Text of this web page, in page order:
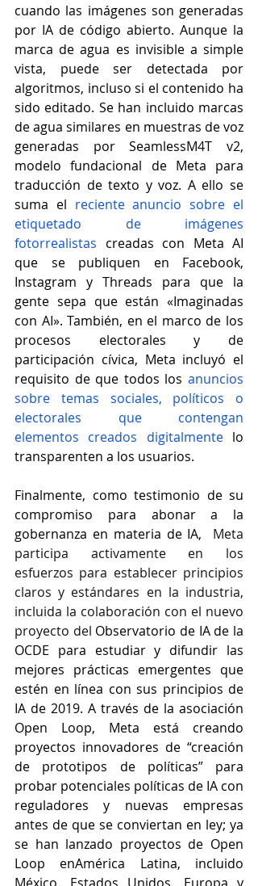
cuando las imágenes son generadas
por IA de código abierto. Aunque la
marca de agua es invisible a simple
vista, puede ser detectada por
algoritmos, incluso si el contenido ha
sido editado. Se han incluido marcas
de agua similares en muestras de voz
generadas por SeamlessM4T v2,
modelo fundacional de Meta para
traducción de texto y voz. A ello se
suma el reciente anuncio sobre el
etiquetado de imágenes
fotorrealistas creadas con Meta AI
que se publiquen en Facebook,
Instagram y Threads para que la
gente sepa que están «Imaginadas
con AI». También, en el marco de los
procesos electorales y de
participación cívica, Meta incluyó el
requisito de que todos los anuncios
sobre temas sociales, políticos o
electorales que contengan
elementos creados digitalmente lo
transparenten a los usuarios.
Finalmente, como testimonio de su
compromiso para abonar a la
gobernanza en materia de IA,
Meta
participa activamente en los
esfuerzos para establecer principios
claros y estándares en la industria,
incluida la colaboración con el nuevo
proyecto del Observatorio de IA de la
OCDE para estudiar y difundir las
mejores prácticas emergentes que
estén en línea con sus principios de
Open Loop, Meta está creando
proyectos innovadores de “creación
de prototipos de políticas” para
probar potenciales políticas de IA con
reguladores y nuevas empresas
antes de que se conviertan en ley; ya
se han lanzado proyectos de Open
Loop enAmérica Latina